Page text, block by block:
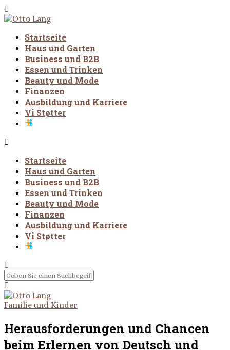
Startseite
Haus und Garten
Business und B2B
Essen und Trinken
Beauty und Mode
Finanzen
Ausbildung und Karriere
Vi Støtter
Startseite
Haus und Garten
Business und B2B
Essen und Trinken
Beauty und Mode
Finanzen
Ausbildung und Karriere
Vi Støtter
Familie und Kinder
Herausforderungen und Chancen
beim Erlernen von Deutsch und